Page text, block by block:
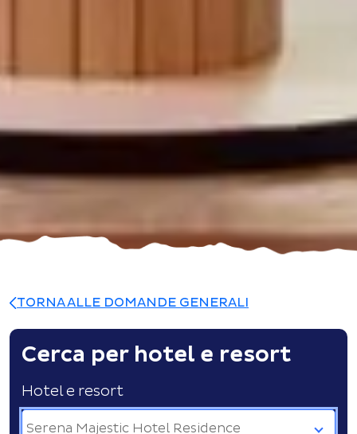
TORNA ALLE DOMANDE GENERALI
Cerca per hotel e resort
Hotel e resort
Serena Majestic Hotel Residence